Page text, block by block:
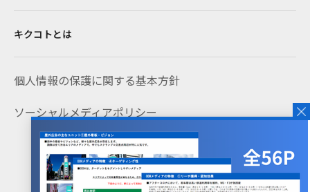
キクコトとは
個人情報の保護に関する基本方針
ソーシャルメディアポリシー